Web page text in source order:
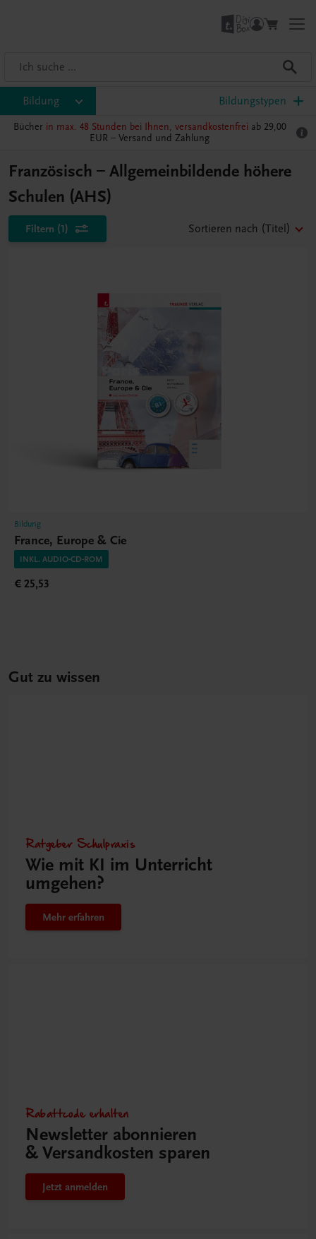
Bildung Bildungstypen
Bücher in max. 48 Stunden bei Ihnen, versandkostenfrei ab 29,00
EUR – Versand und Zahlung
Französisch – Allgemeinbildende höhere
Schulen (AHS)
Filtern (1) Sortieren nach (Titel)
Bildung
France, Europe & Cie
INKL. AUDIO-CD-ROM
€ 25,53
Gut zu wissen
Ratgeber Schulpraxis
Wie mit KI im Unterricht
umgehen?
Mehr erfahren
Rabattcode erhalten
Newsletter abonnieren
& Versandkosten sparen
Jetzt anmelden